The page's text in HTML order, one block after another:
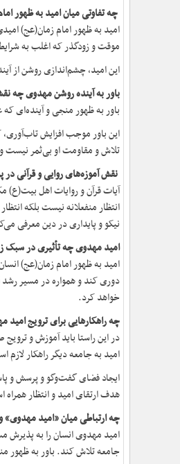
چه تفاوتی میان امید به ظهور
امید به ظهور امام زمان(عج)
موقت و زودگذر که اغلب به
این امید، چشم‌اندازی روشن از
باور به آینده روشن مهدوی چه
باور به ظهور منجی و آینده‌ای
این باور موجب افزایش
تلاش و مقاومت او بی‌ثمر نیست
نقش آموزه‌های روایی و قرآنی
آیات قرآن و روایات اهل بیت(ع)
انتظار منفعلانه نیست بلکه
نیکو و پایداری در دین معرفی
امید مهدوی چه تأثیری در سبک
امید به ظهور امام زمان(عج)
دوری کند و همواره در مسیر
خواهد کرد.
چه راهکارهایی برای ترویج
در این راستا باید آموزش و
امید به جامعه دیگر راهکار لازم
ایجاد فضای گفت‌وگو و پرسش و
هدف ارتقای امید و انتظار همراه
چه ارتباطی میان «امید مهدوی»
امید مهدوی انسان را به پذیرش
جامعه تلاش کند. باور به ظهور